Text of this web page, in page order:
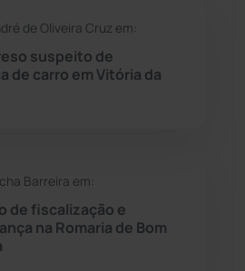
de Oliveira Cruz em:
suspeito de
de carro em Vitória da
Barreira em:
de fiscalização e
na Romaria de Bom